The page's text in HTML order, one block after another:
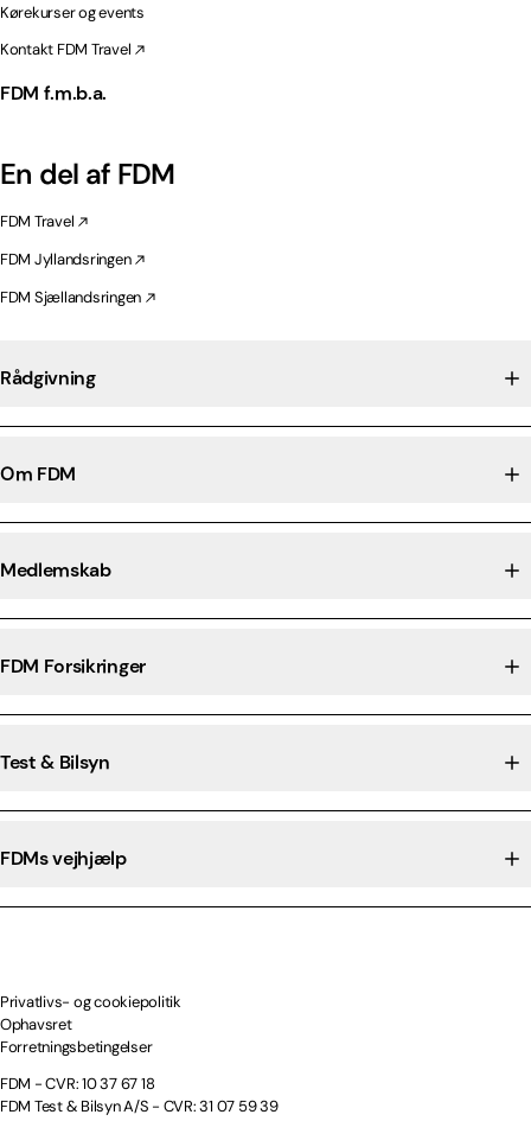
Kørekurser og events
Kontakt FDM Travel
FDM f.m.b.a.
En del af FDM
FDM Travel
FDM Jyllandsringen
FDM Sjællandsringen
Rådgivning
Om FDM
Medlemskab
FDM Forsikringer
Test & Bilsyn
FDMs vejhjælp
Privatlivs- og cookiepolitik
Ophavsret
Forretningsbetingelser
FDM - CVR: 10 37 67 18
FDM Test & Bilsyn A/S - CVR: 31 07 59 39